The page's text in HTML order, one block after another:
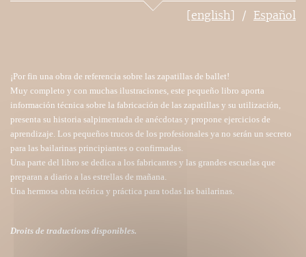
[english] Español
¡Por fin una obra de referencia sobre las zapatillas de ballet!
Muy completo y con muchas ilustraciones, este pequeño libro aporta
información técnica sobre la fabricación de las zapatillas y su utilización,
presenta su historia salpimentada de anécdotas y propone ejercicios de
aprendizaje. Los pequeños trucos de los profesionales ya no serán un secreto
para las bailarinas principiantes o confirmadas.
Una parte del libro se dedica a los fabricantes y las grandes escuelas que
preparan a diario a las estrellas de mañana.
Una hermosa obra teórica y práctica para todas las bailarinas.
Droits de traductions disponibles.